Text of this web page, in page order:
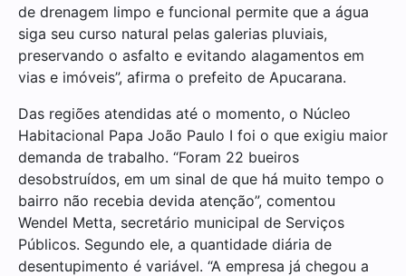
de drenagem limpo e funcional permite que a água
siga seu curso natural pelas galerias pluviais,
preservando o asfalto e evitando alagamentos em
vias e imóveis”, afirma o prefeito de Apucarana.
Das regiões atendidas até o momento, o Núcleo
Habitacional Papa João Paulo I foi o que exigiu maior
demanda de trabalho. “Foram 22 bueiros
desobstruídos, em um sinal de que há muito tempo o
bairro não recebia devida atenção”, comentou
Wendel Metta, secretário municipal de Serviços
Públicos. Segundo ele, a quantidade diária de
desentupimento é variável. “A empresa já chegou a